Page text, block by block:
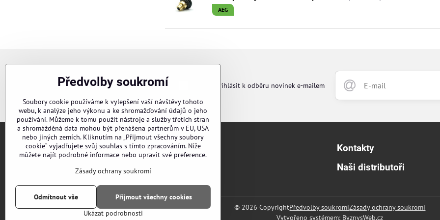
AEG
Newsletter Chci se přihlásit k odběru novinek e-mailem
Objednávky
Kontakty
Naši distributoři
© 2026 CopyrightPředvolby soukromíZásady ochrany soukromí
Vytvořeno systémem: ByznysWeb.cz
Předvolby soukromí
Soubory cookie používáme k vylepšení vaší návštěvy tohoto
webu, k analýze jeho výkonu a ke shromažďování údajů o jeho
používání. Můžeme k tomu použít nástroje a služby třetích stran
a shromážděná data mohou být přenášena partnerům v EU, USA
nebo jiných zemích. Kliknutím na „Přijmout všechny soubory
cookie“ vyjadřujete svůj souhlas s tímto zpracováním. Níže
můžete najít podrobné informace nebo upravit své preference.
Zásady ochrany soukromí
Ukázat podrobnosti
Přijmout všechny cookies
Odmítnout vše